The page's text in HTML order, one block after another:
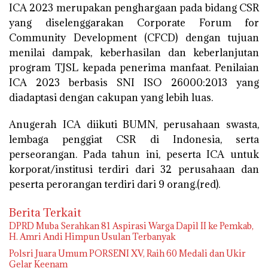
ICA 2023 merupakan penghargaan pada bidang CSR
yang diselenggarakan Corporate Forum for
Community Development (CFCD) dengan tujuan
menilai dampak, keberhasilan dan keberlanjutan
program TJSL kepada penerima manfaat. Penilaian
ICA 2023 berbasis SNI ISO 26000:2013 yang
diadaptasi dengan cakupan yang lebih luas.
Anugerah ICA diikuti BUMN, perusahaan swasta,
lembaga penggiat CSR di Indonesia, serta
perseorangan. Pada tahun ini, peserta ICA untuk
korporat/institusi terdiri dari 32 perusahaan dan
peserta perorangan terdiri dari 9 orang.(red).
Berita Terkait
DPRD Muba Serahkan 81 Aspirasi Warga Dapil II ke Pemkab,
H. Amri Andi Himpun Usulan Terbanyak
Polsri Juara Umum PORSENI XV, Raih 60 Medali dan Ukir
Gelar Keenam